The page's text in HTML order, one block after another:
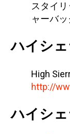
スタイ
ャーバッ
ハイシ
High
http://
ハイシ